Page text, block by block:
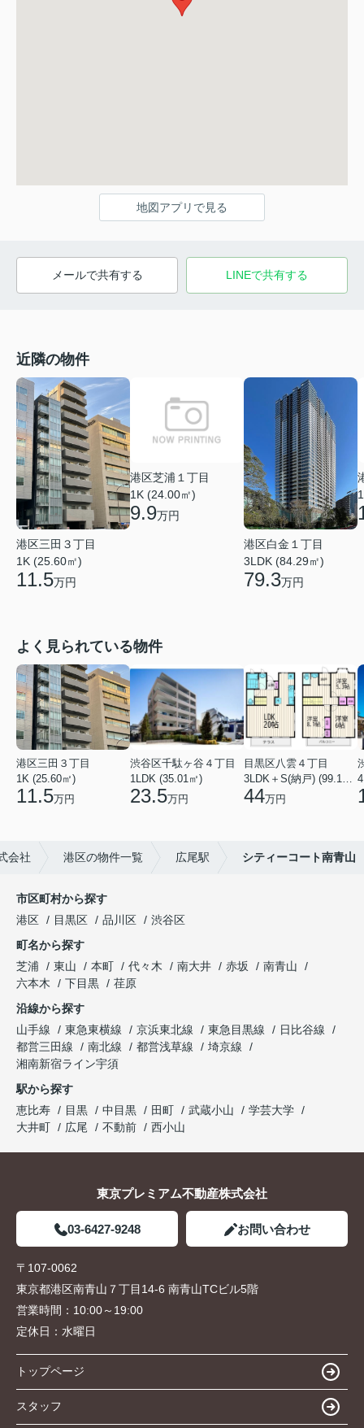
地図アプリで見る
メールで共有する LINEで共有する
近隣の物件
港区三田３丁目
1K (25.60㎡)
11.5万円
港区芝浦１丁目
1K (24.00㎡)
9.9万円
港区白金１丁目
3LDK (84.29㎡)
79.3万円
よく見られている物件
港区三田３丁目
1K (25.60㎡)
11.5万円
渋谷区千駄ヶ谷４丁目
1LDK (35.01㎡)
23.5万円
目黒区八雲４丁目
44万円
会社 港区の物件一覧 広尾駅 シティーコート南青山
市区町村から探す
港区
目黒区 品川区
渋谷区
町名から探す
芝浦
東山 本町 代々木 南大井 赤坂
南青山
六本木
下目黒
荏原
沿線から探す
山手線
東急東横線 京浜東北線 東急目黒線
日比谷線
都営三田線
南北線 都営浅草線
埼京線
湘南新宿ライン宇須
駅から探す
恵比寿
目黒 中目黒 田町 武蔵小山
学芸大学
大井町
広尾 不動前 西小山
東京プレミアム不動産株式会社
03-6427-9248 お問い合わせ
〒107-0062
東京都港区南青山７丁目14-6 南青山TCビル5階
営業時間： 10:00～19:00
定休日： 水曜日
トップページ
スタッフ